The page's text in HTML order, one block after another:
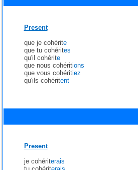
Present
que je cohérite
que tu cohérites
qu'il cohérite
que nous cohéritions
que vous cohéritiez
qu'ils cohéritent
Present
je cohériterais